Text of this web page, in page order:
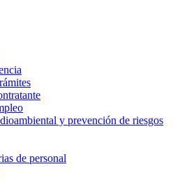
y prevención de riesgos
de personal